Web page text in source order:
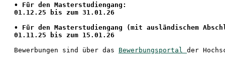
• Für den Masterstudiengang:
01.12.25 bis zum 31.01.26
• Für den Masterstudiengang (mit ausländischem
01.11.25 bis zum 15.01.26
Bewerbungen sind über das Bewerbungsportal der